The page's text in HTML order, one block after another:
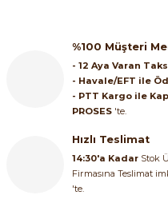
%100 Müşteri
- 12 Aya Varan
- Havale/EFT ile
- PTT Kargo ile
PROSES 'te.
Hızlı Teslimat
14:30'a Kadar Stok
Firmasına Teslimat
'te.